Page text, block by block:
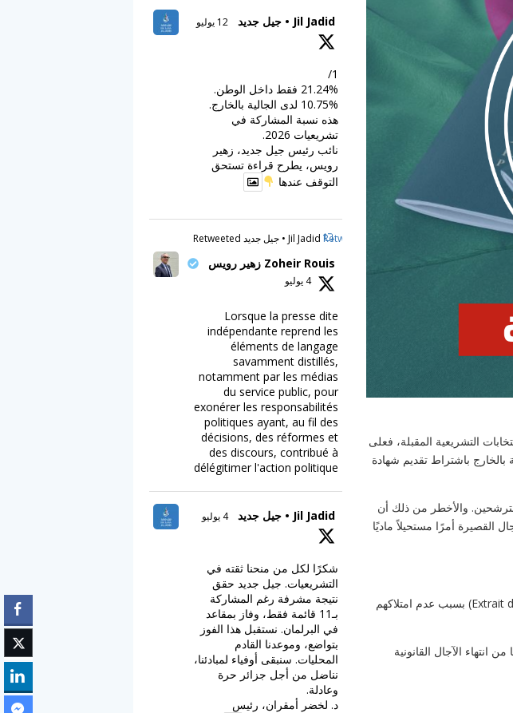
التشريعية المقبلة، فعلى
باشتراط تقديم شهادة
والأخطر من ذلك أن
القصيرة أمرًا مستحيلاً ماديًا
استحالة حصول العديد من مترشحي الجالية بالخارج على مستخرج الضرائب (Extrait de rôle) بسبب عدم امتلاكهم
الآجال القانونية
Jil Jadid • جيل جديد 12 يوليو
1/
21.24% فقط داخل الوطن.
10.75% لدى الجالية بالخارج.
هذه نسبة المشاركة في
تشريعيات 2026.
نائب رئيس جيل جديد، زهير
رويس، يطرح قراءة تستحق
التوقف عندها
Retweet on Twitter Jil Jadid • جيل جديد Retweeted
Zoheir Rouis زهير رويس
4 يوليو
Lorsque la presse dite
indépendante reprend les
éléments de langage
savamment distillés,
notamment par les médias
du service public, pour
exonérer les responsabilités
politiques ayant, au fil des
décisions, des réformes et
des discours, contribué à
délégitimer l'action politique
Jil Jadid • جيل جديد 4 يوليو
شكرًا لكل من منحنا ثقته في
التشريعيات. جيل جديد حقق
نتيجة مشرفة رغم المشاركة
بـ11 قائمة فقط، وفاز بمقاعد
في البرلمان. نستقبل هذا الفوز
بتواضع، وموعدنا القادم
المحليات. سنبقى أوفياء لمبادئنا،
نناضل من أجل جزائر حرة
وعادلة.
د. لخضر أمقران، رئيس